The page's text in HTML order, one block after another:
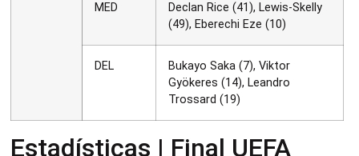
MED
Declan Rice (41), Lewis-Skelly
(49), Eberechi Eze (10)
DEL
Bukayo Saka (7), Viktor
Gyökeres (14), Leandro
Trossard (19)
Estadísticas | Final UEFA